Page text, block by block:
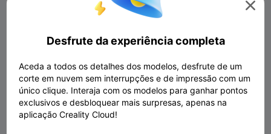

Desfrute da experiência completa
Aceda a todos os detalhes dos modelos, desfrute de um
corte em nuvem sem interrupções e de impressão com um
único clique. Interaja com os modelos para ganhar pontos
exclusivos e desbloquear mais surpresas, apenas na
aplicação Creality Cloud!